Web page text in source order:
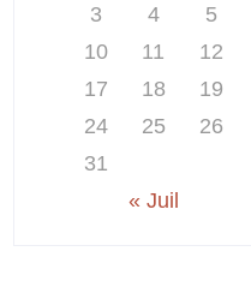
3
4 5
10
11 12
17
18 19
24
25 26
31
« Juil